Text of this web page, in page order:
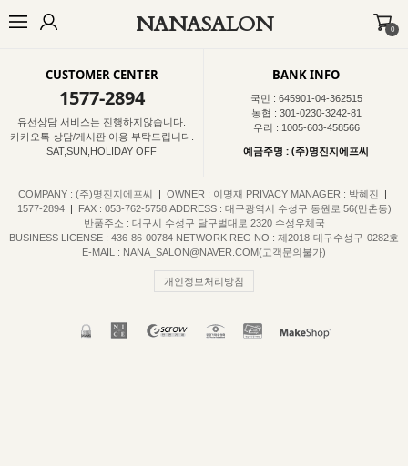
NANASALON 0
CUSTOMER CENTER
1577-2894
유선상담 서비스는 진행하지않습니다.
카카오톡 상담/게시판 이용 부탁드립니다.
SAT,SUN,HOLIDAY OFF
BANK INFO
국민 : 645901-04-362515
농협 : 301-0230-3242-81
우리 : 1005-603-458566
예금주명 : (주)명진지에프씨
COMPANY : (주)명진지에프씨 | OWNER : 이명재 PRIVACY MANAGER : 박혜진
|
1577-2894
| FAX : 053-762-5758 ADDRESS : 대구광역시 수성구 동원로 56(만촌동)
반품주소 : 대구시 수성구 달구벌대로 2320 수성우체국
BUSINESS LICENSE : 436-86-00784 NETWORK REG NO : 제2018-대구수성구-0282호
E-MAIL : NANA_SALON@NAVER.COM(고객문의불가)
개인정보처리방침